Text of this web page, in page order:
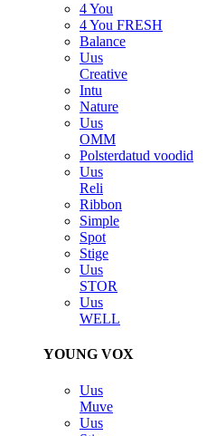
4 You
4 You FRESH
Balance
Uus
Creative
Intu
Nature
Uus
OMM
Polsterdatud voodid
Uus
Reli
Ribbon
Simple
Spot
Stige
Uus
STOR
Uus
WELL
YOUNG VOX
Uus
Muve
Uus